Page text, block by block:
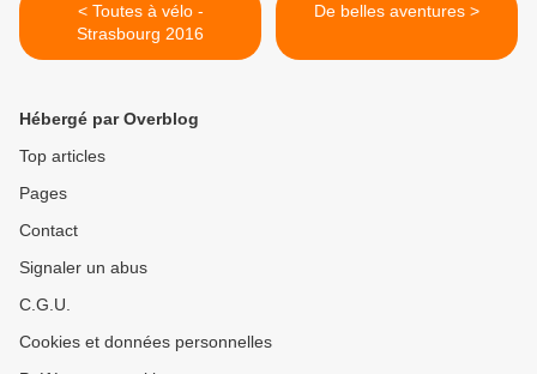
< Toutes à vélo -
Strasbourg 2016
De belles aventures >
Hébergé par Overblog
Top articles
Pages
Contact
Signaler un abus
C.G.U.
Cookies et données personnelles